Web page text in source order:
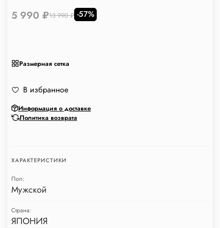
Размерная сетка
5 990 ₽13 990 ₽ -57%
В избранное
Информация о доставке
Политика возврата
ХАРАКТЕРИСТИКИ
Пол:
Мужской
Страна:
ЯПОНИЯ